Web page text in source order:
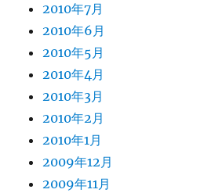
2010年7月
2010年6月
2010年5月
2010年4月
2010年3月
2010年2月
2010年1月
2009年12月
2009年11月